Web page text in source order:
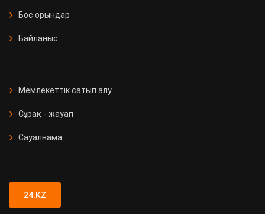
Бос орындар
Байланыс
Мемлекеттік сатып алу
Сұрақ - жауап
Сауалнама
24.KZ